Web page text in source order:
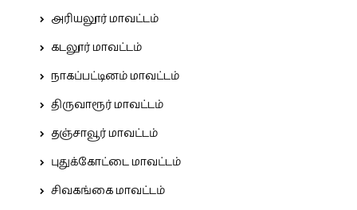
அரியலூர் மாவட்டம்
கடலூர் மாவட்டம்
நாகப்பட்டினம் மாவட்டம்
திருவாரூர் மாவட்டம்
தஞ்சாவூர் மாவட்டம்
புதுக்கோட்டை மாவட்டம்
சிவகங்கை மாவட்டம்